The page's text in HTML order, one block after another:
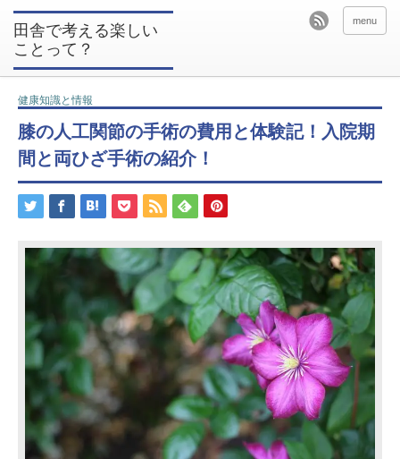
田舎で考える楽しい
ことって？
menu
健康知識と情報
膝の人工関節の手術の費用と体験記！入院期
間と両ひざ手術の紹介！